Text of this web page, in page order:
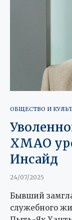
ОБЩЕСТВО И
ХМАО
Инсайд
24/07/2025
Бывший
служебного